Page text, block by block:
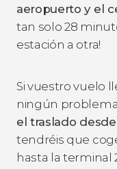
aeropuerto y el
tan solo 28
estación a otra!
Si vuestro vuelo
ningún
el traslado desde
tendréis que
hasta la terminal